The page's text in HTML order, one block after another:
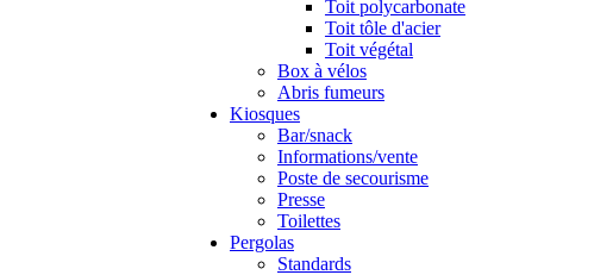
Toit polycarbonate
Toit tôle d'acier
Toit végétal
Box à vélos
Abris fumeurs
Kiosques
Bar/snack
Informations/vente
Poste de secourisme
Presse
Toilettes
Pergolas
Standards